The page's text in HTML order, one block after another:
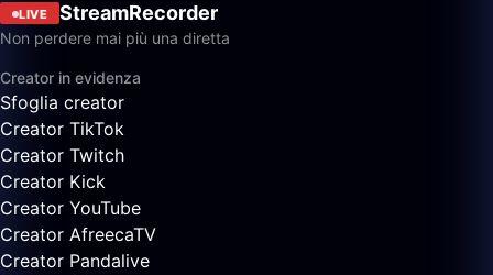
LIVE StreamRecorder
Non perdere mai più una diretta
Creator in evidenza
Sfoglia creator
Creator TikTok
Creator Twitch
Creator Kick
Creator YouTube
Creator AfreecaTV
Creator Pandalive